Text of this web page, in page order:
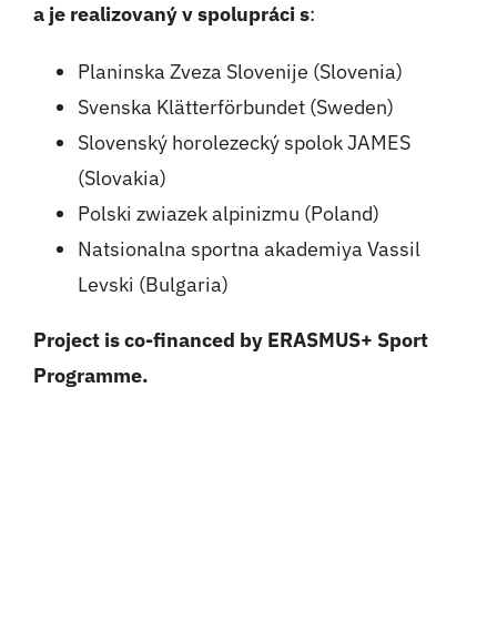
a je realizovaný v spolupráci s:
Planinska Zveza Slovenije (Slovenia)
Svenska Klätterförbundet (Sweden)
Slovenský horolezecký spolok JAMES
(Slovakia)
Polski zwiazek alpinizmu (Poland)
Natsionalna sportna akademiya Vassil
Levski (Bulgaria)
Project is co-financed by ERASMUS+ Sport
Programme.